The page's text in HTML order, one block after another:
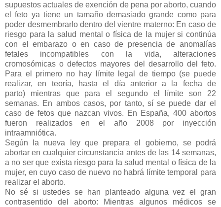
supuestos actuales de exención de pena por aborto, cuando
el feto ya tiene un tamaño demasiado grande como para
poder desmembrarlo dentro del vientre materno: En caso de
riesgo para la salud mental o física de la mujer si continúa
con el embarazo o en caso de presencia de anomalías
fetales incompatibles con la vida, alteraciones
cromosómicas o defectos mayores del desarrollo del feto.
Para el primero no hay límite legal de tiempo (se puede
realizar, en teoría, hasta el día anterior a la fecha de
parto) mientras que para el segundo el límite son 22
semanas. En ambos casos, por tanto, sí se puede dar el
caso de fetos que nazcan vivos. En España, 400 abortos
fueron realizados en el año 2008 por inyección
intraamniótica.
Según la nueva ley que prepara el gobierno, se podrá
abortar en cualquier circunstancia antes de las 14 semanas,
a no ser que exista riesgo para la salud mental o física de la
mujer, en cuyo caso de nuevo no habrá límite temporal para
realizar el aborto.
No sé si ustedes se han planteado alguna vez el gran
contrasentido del aborto: Mientras algunos médicos se